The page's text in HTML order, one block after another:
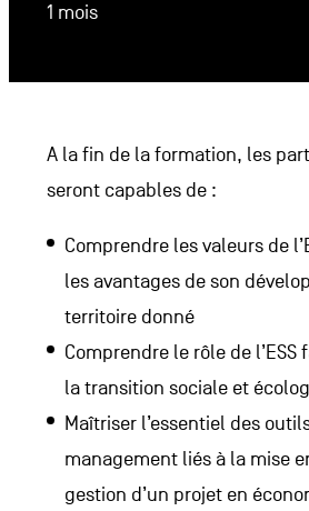
1 mois
A la fin de la formation, les
seront capables de :
Comprendre les valeurs de
les avantages de son
territoire donné
Comprendre le rôle de
la transition sociale et
Maîtriser l’essentiel des
management liés à la mise
gestion d’un projet en